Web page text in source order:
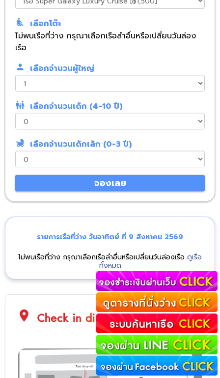
airline_seat_recline_normal
เลือกโต๊ะ
ไม่พบเรือที่ว่าง กรุณาเลือกเรือลำอื่นหรือเปลี่ยนวันล่อง
เรือ
person เลือกจำนวนผู้ใหญ่
family_restroom เลือกจำนวนเด็ก (4-10 ปี)
child_friendly เลือกจำนวนเด็กเล็ก (0-3 ปี)
จองเลย
รายการเรือที่ว่าง วันอาทิตย์ ที่ 9 สิงหาคม 2569
ไม่พบเรือที่ว่าง กรุณาเลือกเรือลำอื่นหรือเปลี่ยนวันล่องเรือ ดูเรือ
ทั้งหมด
location_on Check in direction